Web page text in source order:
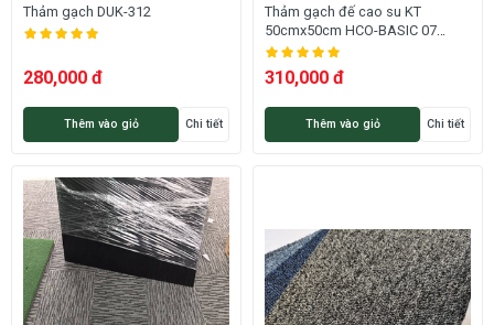
Thảm gạch DUK-312
280,000 đ
Thêm vào giỏ Chi tiết
Thảm gạch đế cao su KT
50cmx50cm HCO-BASIC 07
HNM
310,000 đ
Thêm vào giỏ Chi tiết